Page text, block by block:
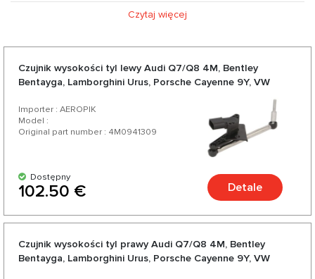
zaprezentowane w styczniu 2015 roku na North American
International Motor Show w Detroit. Wersje z silnikiem
wysokoprężnym i benzynowym zostały wprowadzone do
sprzedaży detalicznej w 2015 r., a wkrótce pojawiła się
hybryda z silnikiem wysokoprężnym, która jest sprzedawana
w Europie i będzie dostępna w USA, ale nie w Kanadzie. Jako
oficjalny dystrybutor części do zawieszenia
pneumatycznego oferujemy poduszki powietrzne,
kompresory, amortyzatory do Audi Q7 4M w
konkurencyjnych cenach oraz z możliwością ekspresowej
do swojego Audi Q7 4M od zaufanych niemieckich i
Czytaj więcej
Czujnik wysokości tyl lewy Audi Q7/Q8 4M, Bentley
Bentayga, Lamborghini Urus, Porsche Cayenne 9Y, VW
Importer : AEROPIK
Model :
Original part number : 4M0941309
Dostępny
102.50 € Detale
Czujnik wysokości tyl prawy Audi Q7/Q8 4M, Bentley
Bentayga, Lamborghini Urus, Porsche Cayenne 9Y, VW